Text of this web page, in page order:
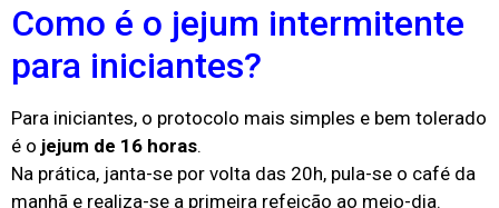
Como é o jejum intermitente
para iniciantes?
Para iniciantes, o protocolo mais simples e bem tolerado
é o jejum de 16 horas.
Na prática, janta-se por volta das 20h, pula-se o café da
manhã e realiza-se a primeira refeição ao meio-dia.